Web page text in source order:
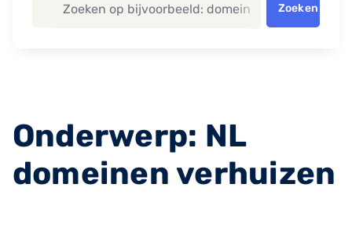
Zoeken
Onderwerp: NL
domeinen verhuizen